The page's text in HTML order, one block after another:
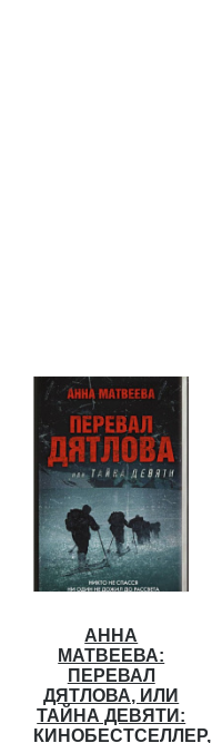
АННА
МАТВЕЕВА:
ПЕРЕВАЛ
ДЯТЛОВА, ИЛИ
ТАЙНА ДЕВЯТИ:
КИНОБЕСТСЕЛЛЕР,